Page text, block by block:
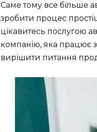
Саме тому все більше
зробити процес
цікавитесь послугою
компанію, яка працює
вирішити питання